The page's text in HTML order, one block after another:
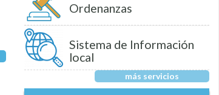
Ordenanzas
Sistema de Información
local
más servicios